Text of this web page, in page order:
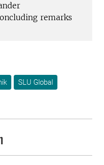
remarks
SLU Global